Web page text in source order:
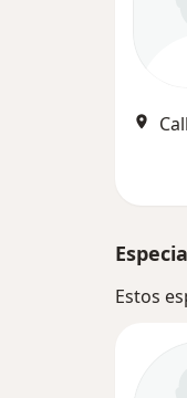
Estos